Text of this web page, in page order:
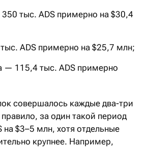
тыс. ADS примерно на $30,4
ADS примерно на $25,7 млн;
— 115,4 тыс. ADS примерно
совершалось каждые два-три
за один такой период
на $3–5 млн, хотя отдельные
крупнее. Например,